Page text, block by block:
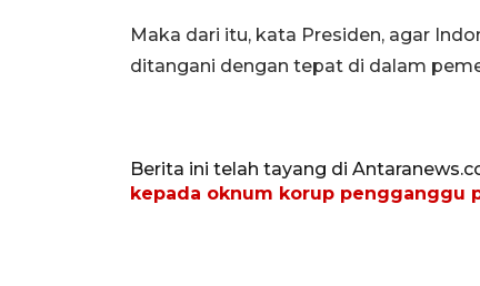
Maka dari itu, kata Presiden, agar
ditangani dengan tepat di dalam
Berita ini telah tayang di
kepada oknum korup pengganggu